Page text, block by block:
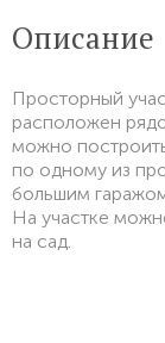
Описание
Просторный
расположен
можно
по одному из
большим
На участке
на сад.